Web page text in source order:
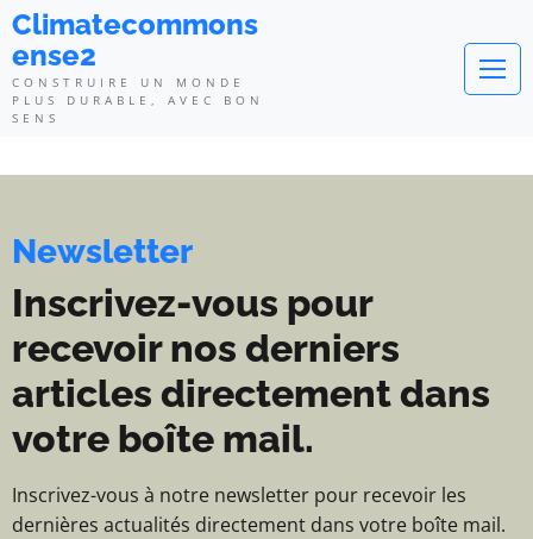
Climatecommonsense2 -
Climatecommons
ense2
CONSTRUIRE UN MONDE
PLUS DURABLE, AVEC BON
SENS
Newsletter
Inscrivez-vous pour
recevoir nos derniers
articles directement dans
votre boîte mail.
Inscrivez-vous à notre newsletter pour recevoir les
dernières actualités directement dans votre boîte mail.